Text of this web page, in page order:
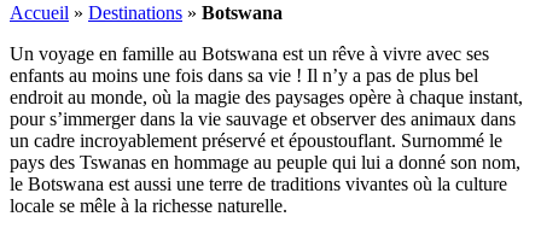
Accueil » Destinations » Botswana
Un voyage en famille au Botswana est un rêve à vivre avec ses
enfants au moins une fois dans sa vie ! Il n’y a pas de plus bel
endroit au monde, où la magie des paysages opère à chaque instant,
pour s’immerger dans la vie sauvage et observer des animaux dans
un cadre incroyablement préservé et époustouflant. Surnommé le
pays des Tswanas en hommage au peuple qui lui a donné son nom,
le Botswana est aussi une terre de traditions vivantes où la culture
locale se mêle à la richesse naturelle.